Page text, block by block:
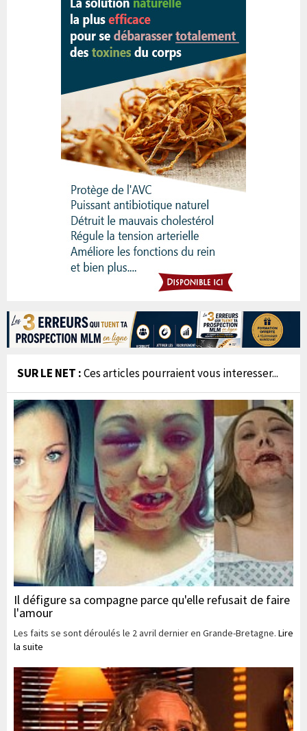
SUR LE NET :Ces articles pourraient vous interesser...
Il défigure sa compagne parce qu'elle refusait de faire
l'amour
Les faits se sont déroulés le 2 avril dernier en Grande-Bretagne. Lire
la suite